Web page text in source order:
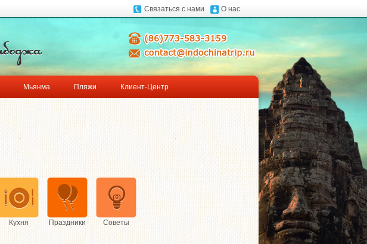
Связаться с нами О нас
Мьянма Пляжи Клиент-Центр
Кухня Праздники Советы